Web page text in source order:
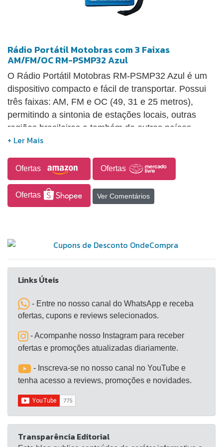
Rádio Portátil Motobras com 3 Faixas
AM/FM/OC RM-PSMP32 Azul
O Rádio Portátil Motobras RM-PSMP32 Azul é um
dispositivo compacto e fácil de transportar. Possui
três faixas: AM, FM e OC (49, 31 e 25 metros),
permitindo a sintonia de estações locais, outras
regiões brasileiras e também de outros países
através das ondas curtas (OC). Esse aparelho
do tipo "AA" e apresenta uma saída para o uso de
fones de ouvido. As imagens associadas são
meramente ilustrativas.
Ofertas Ofertas
Ofertas Ver Comentários
Links Úteis
- Entre no nosso canal do WhatsApp e receba
ofertas, cupons e reviews selecionados.
- Acompanhe nosso Instagram para receber
ofertas e promoções atualizadas diariamente.
- Inscreva-se no nosso canal no YouTube e
tenha acesso a reviews, promoções e novidades.
Transparência Editorial